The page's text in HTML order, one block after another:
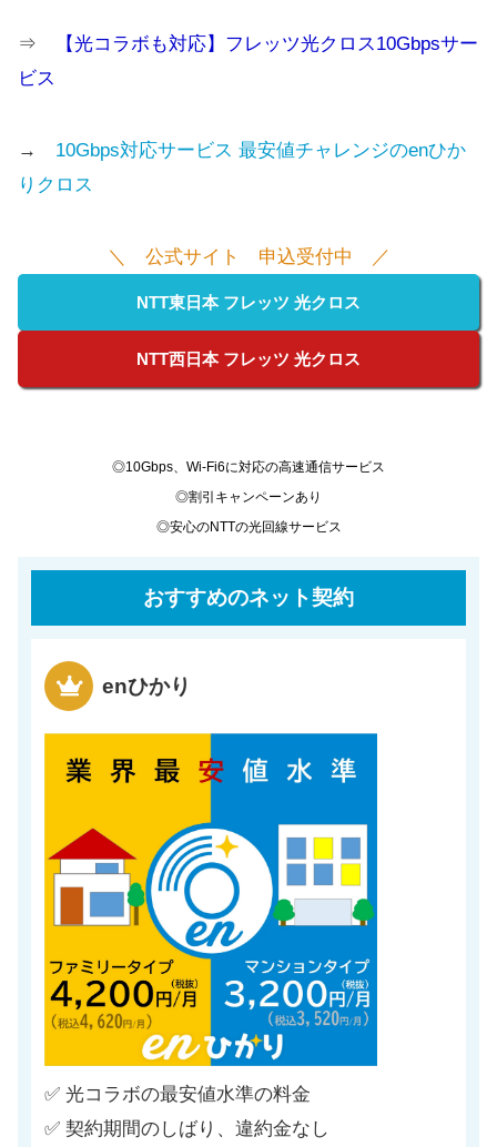
⇒
【光コラボも対応】フレッツ光クロス10Gbpsサー
ビス
→ 10Gbps対応サービス 最安値チャレンジのenひか
りクロス
＼ 公式サイト 申込受付中 ／
NTT東日本 フレッツ 光クロス
NTT西日本 フレッツ 光クロス
◎10Gbps、Wi-Fi6に対応の高速通信サービス
◎割引キャンペーンあり
◎安心のNTTの光回線サービス
おすすめのネット契約
enひかり
✅ 光コラボの最安値水準の料金
✅ 契約期間のしばり、違約金なし